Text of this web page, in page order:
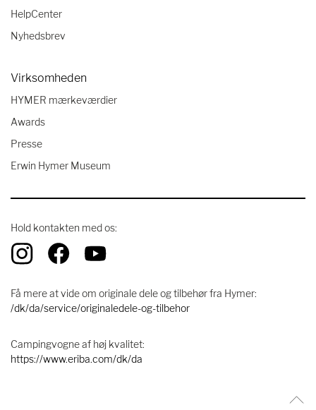
HelpCenter
Nyhedsbrev
Virksomheden
HYMER mærkeværdier
Awards
Presse
Erwin Hymer Museum
Hold kontakten med os:
Få mere at vide om originale dele og tilbehør fra Hymer:
/dk/da/service/originaledele-og-tilbehor
Campingvogne af høj kvalitet:
https://www.eriba.com/dk/da